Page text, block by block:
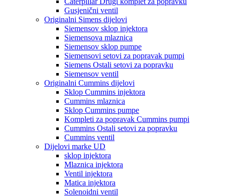
Gusjenični ventil
Originalni Simens dijelovi
Siemensov sklop injektora
Siemensova mlaznica
Siemensov sklop pumpe
Siemensovi setovi za popravak pumpi
Siemens Ostali setovi za popravku
Siemensov ventil
Originalni Cummins dijelovi
Sklop Cummins injektora
Cummins mlaznica
Sklop Cummins pumpe
Kompleti za popravak Cummins pumpi
Cummins Ostali setovi za popravku
Cummins ventil
Dijelovi marke UD
sklop injektora
Mlaznica injektora
Ventil injektora
Matica injektora
Solenoidni ventil